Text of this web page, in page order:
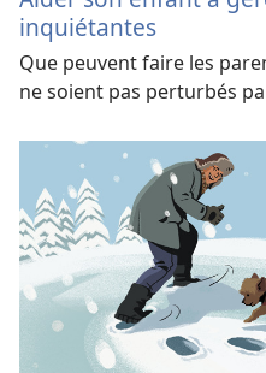
inquiétantes
Que peuvent faire les
ne soient pas perturbés